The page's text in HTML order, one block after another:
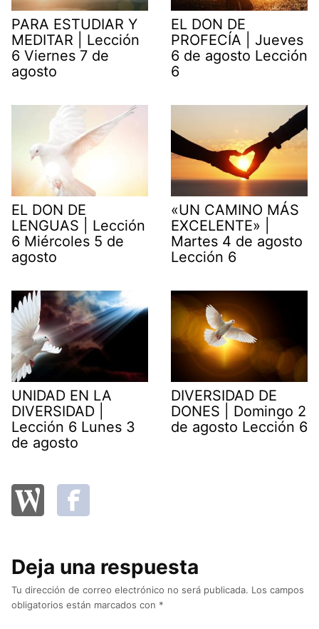
PARA ESTUDIAR Y
MEDITAR | Lección
6 Viernes 7 de
agosto
EL DON DE
PROFECÍA | Jueves
6 de agosto Lección
6
EL DON DE
LENGUAS | Lección
6 Miércoles 5 de
agosto
«UN CAMINO MÁS
EXCELENTE» |
Martes 4 de agosto
Lección 6
UNIDAD EN LA
DIVERSIDAD |
Lección 6 Lunes 3
de agosto
DIVERSIDAD DE
DONES | Domingo 2
de agosto Lección 6
Deja una respuesta
Tu dirección de correo electrónico no será publicada. Los campos
obligatorios están marcados con *